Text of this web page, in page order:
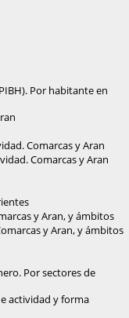
Por habitante en
Comarcas y Aran
Comarcas y Aran
y Aran, y ámbitos
y Aran, y ámbitos
Por sectores de
actividad y forma